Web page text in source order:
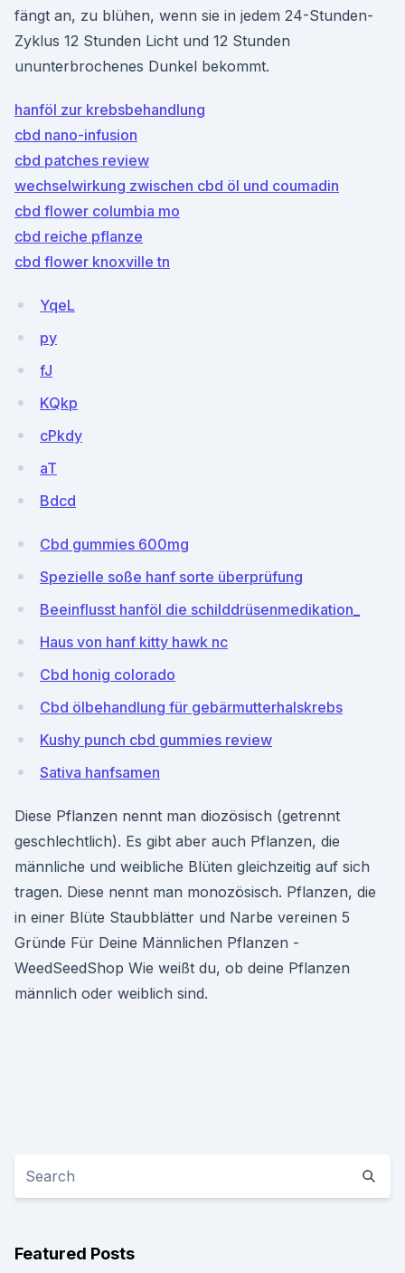
fängt an, zu blühen, wenn sie in jedem 24-Stunden-
Zyklus 12 Stunden Licht und 12 Stunden
ununterbrochenes Dunkel bekommt.
hanföl zur krebsbehandlung
cbd nano-infusion
cbd patches review
wechselwirkung zwischen cbd öl und coumadin
cbd flower columbia mo
cbd reiche pflanze
cbd flower knoxville tn
YqeL
py
fJ
KQkp
cPkdy
aT
Bdcd
Cbd gummies 600mg
Spezielle soße hanf sorte überprüfung
Beeinflusst hanföl die schilddrüsenmedikation_
Haus von hanf kitty hawk nc
Cbd honig colorado
Cbd ölbehandlung für gebärmutterhalskrebs
Kushy punch cbd gummies review
Sativa hanfsamen
Diese Pflanzen nennt man diozösisch (getrennt
geschlechtlich). Es gibt aber auch Pflanzen, die
männliche und weibliche Blüten gleichzeitig auf sich
tragen. Diese nennt man monozösisch. Pflanzen, die
in einer Blüte Staubblätter und Narbe vereinen 5
Gründe Für Deine Männlichen Pflanzen -
WeedSeedShop Wie weißt du, ob deine Pflanzen
männlich oder weiblich sind.
Featured Posts